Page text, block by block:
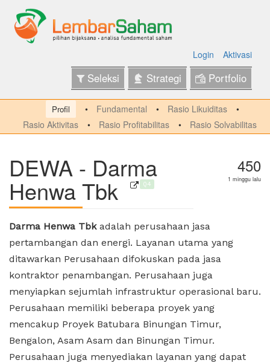
Login Aktivasi
Seleksi Strategi Portfolio
Profil Fundamental
Rasio Likuiditas
Rasio Aktivitas
Rasio Profitabilitas Rasio Solvabilitas
DEWA - Darma
Henwa Tbk Q4
450
1 minggu lalu
Darma Henwa Tbkadalah perusahaan jasa
pertambangan dan energi. Layanan utama yang
ditawarkan Perusahaan difokuskan pada jasa
kontraktor penambangan. Perusahaan juga
menyiapkan sejumlah infrastruktur operasional baru.
Perusahaan memiliki beberapa proyek yang
mencakup Proyek Batubara Binungan Timur,
Bengalon, Asam Asam dan Binungan Timur.
Perusahaan juga menyediakan layanan yang dapat